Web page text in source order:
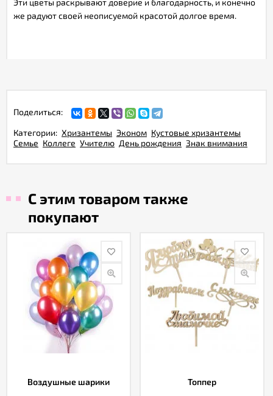
же радуют своей неописуемой красотой долгое время.
Поделиться:
Категории: Хризантемы Эконом Кустовые хризантемы
Семье Коллеге Учителю День рождения Знак внимания
С этим товаром также
покупают
Воздушные шарики Топпер